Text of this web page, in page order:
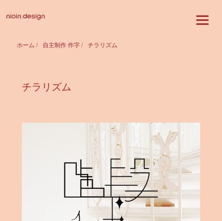
ホーム / 自主制作 作字 / チラリズム
チラリズム